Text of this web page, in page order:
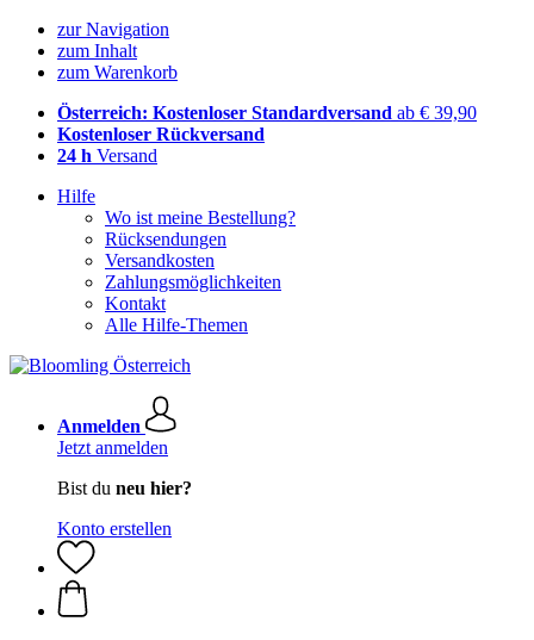
zur Navigation
zum Inhalt
zum Warenkorb
Österreich: Kostenloser Standardversand ab € 39,90
Kostenloser Rückversand
24 h Versand
Hilfe
Wo ist meine Bestellung?
Rücksendungen
Versandkosten
Zahlungsmöglichkeiten
Kontakt
Alle Hilfe-Themen
Anmelden
Jetzt anmelden
Bist du neu hier?
Konto erstellen